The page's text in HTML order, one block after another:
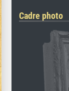
Cadre photo